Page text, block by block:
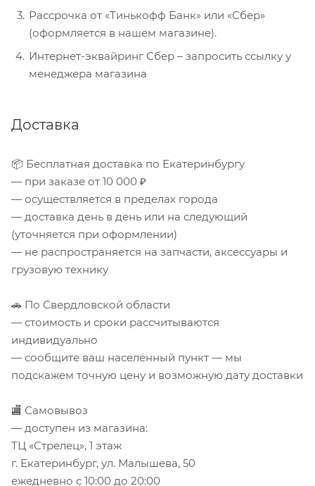
Рассрочка от «Тинькофф Банк» или «Сбер»
(оформляется в нашем магазине).
Интернет-эквайринг Сбер – запросить ссылку у
менеджера магазина
Доставка
📦 Бесплатная доставка по Екатеринбургу
— при заказе от 10 000 ₽
— осуществляется в пределах города
— доставка день в день или на следующий
(уточняется при оформлении)
— не распространяется на запчасти, аксессуары и
грузовую технику
🚗 По Свердловской области
— стоимость и сроки рассчитываются
индивидуально
— сообщите ваш населённый пункт — мы
подскажем точную цену и возможную дату доставки
🏬 Самовывоз
— доступен из магазина:
ТЦ «Стрелец», 1 этаж
г. Екатеринбург, ул. Малышева, 50
ежедневно с 10:00 до 20:00